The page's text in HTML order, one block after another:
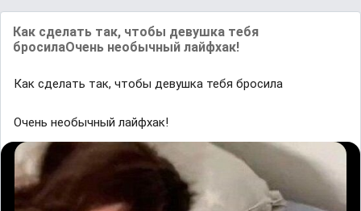
Как сделать так, чтобы девушка тебя
бросилаОчень необычный лайфхак!
Как сделать так, чтобы девушка тебя бросила
Очень необычный лайфхак!